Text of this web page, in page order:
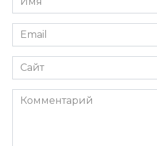
*
Email
*
Сайт
Комментарий